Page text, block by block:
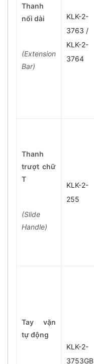
Thanh
nối dài
(Extension
Bar)
KLK-2-
3763 /
KLK-2-
3764
Thanh
trượt chữ
T
(Slide
Handle)
KLK-2-
255
Tay vặn
tự động
KLK-2-
3753GB